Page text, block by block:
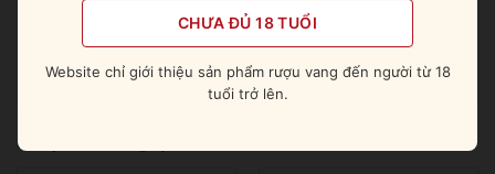
ruoungoai247.com
Số điện thoại: 0978 406 415
Sản phẩm tương tự
CHƯA ĐỦ 18 TUỔI
Website chỉ giới thiệu sản phẩm rượu vang đến người từ 18
tuổi trở lên.